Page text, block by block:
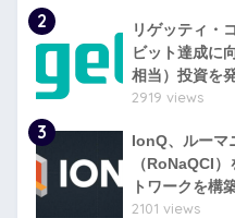
2
リゲッティ・
ビット達成に
相当）投資を
2919 views
3
IonQ、ルーマ
（RoNaQCI
トワークを構
2101 views